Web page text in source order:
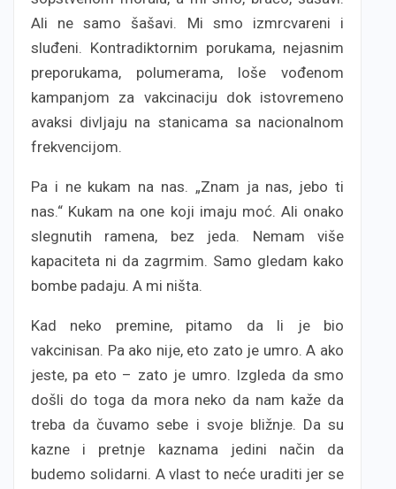
Ali ne samo šašavi. Mi smo izmrcvareni i
sluđeni. Kontradiktornim porukama, nejasnim
preporukama, polumerama, loše vođenom
kampanjom za vakcinaciju dok istovremeno
avaksi divljaju na stanicama sa nacionalnom
frekvencijom.
Pa i ne kukam na nas. „Znam ja nas, jebo ti
nas.“ Kukam na one koji imaju moć. Ali onako
slegnutih ramena, bez jeda. Nemam više
kapaciteta ni da zagrmim. Samo gledam kako
bombe padaju. A mi ništa.
Kad neko premine, pitamo da li je bio
vakcinisan. Pa ako nije, eto zato je umro. A ako
jeste, pa eto – zato je umro. Izgleda da smo
došli do toga da mora neko da nam kaže da
treba da čuvamo sebe i svoje bližnje. Da su
kazne i pretnje kaznama jedini način da
budemo solidarni. A vlast to neće uraditi jer se